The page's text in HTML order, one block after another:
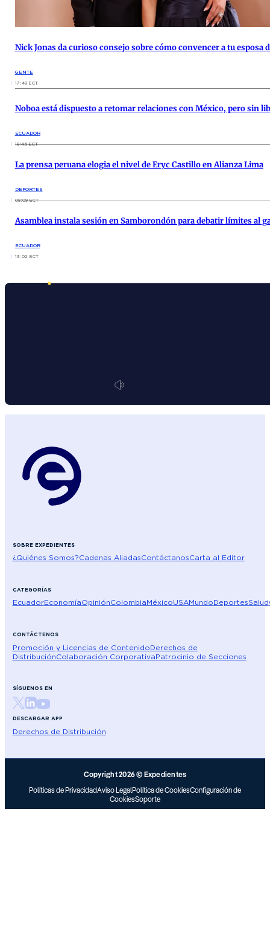
Nick Jonas da curioso consejo sobre cómo convencer a tu esposa
GENTE
17:48 ECT
Noboa está dispuesto a retomar relaciones con México, pero sin
ECUADOR
18:45 ECT
La prensa peruana elogia el nivel de Eryc Castillo en Alianza Lima
DEPORTES
08:09 ECT
Asamblea instala sesión en Samborondón para debatir límites al
ECUADOR
13:02 ECT
SOBRE EXPEDIENTES
¿Quiénes Somos?Cadenas AliadasContáctanosCarta al Editor
CATEGORÍAS
EcuadorEconomíaOpiniónColombiaMéxicoUSAMundoDeportesSalud
CONTÁCTENOS
Promoción y Licencias de ContenidoDerechos de
DistribuciónColaboración CorporativaPatrocinio de Secciones
SÍGUENOS EN
DESCARGAR APP
Derechos de Distribución
Copyright 2026 © Expedientes
Políticas de PrivacidadAviso LegalPolítica de CookiesConfiguración de
CookiesSoporte